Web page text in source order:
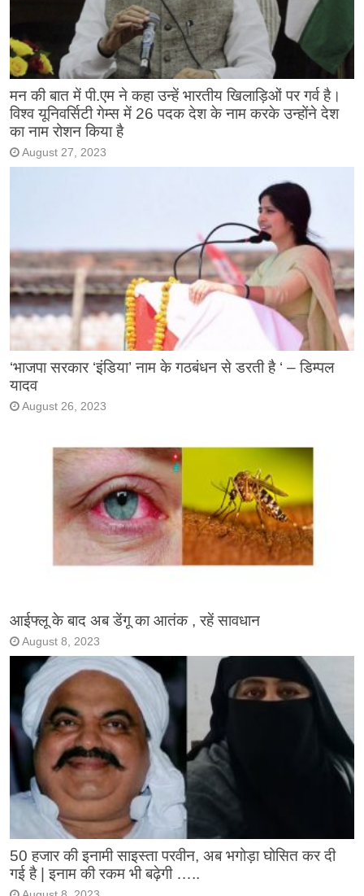
मन की बात में पी.एम ने कहा उन्हें भारतीय खिलाड़िओं पर गर्व है।
विश्व यूनिवर्सिटी गेम्स में 26 पदक देश के नाम करके उन्होंने देश
का नाम रोशन किया है
August 27, 2023
‘भाजपा सरकार ‘इंडिया’ नाम के गठबंधन से डरती है ‘ – डिम्पल
यादव
August 26, 2023
आईफ्लू के बाद अब डेंगू का आतंक , रहें सावधान
August 8, 2023
50 हजार की इनामी साइस्ता परवीन, अब भगोड़ा घोसित कर दी
गई है | इनाम की रकम भी बढ़ेगी …..